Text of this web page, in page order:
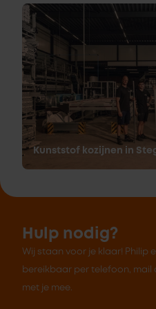
Kunststof kozijnen in
Hulp nodig?
Wij staan voor je klaar! Philip
bereikbaar per telefoon, mail
met je mee.